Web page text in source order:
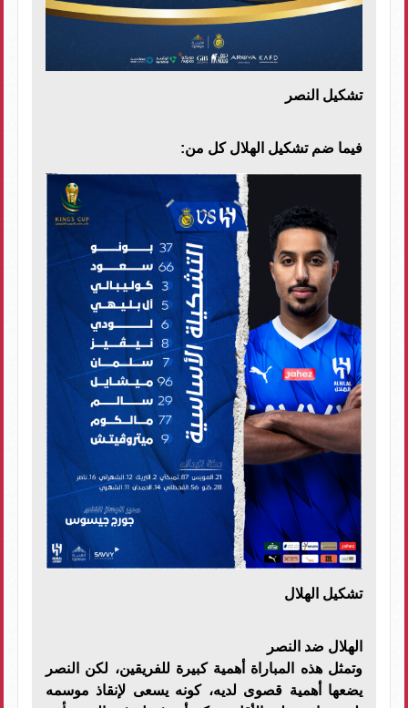
تشكيل النصر
فيما ضم تشكيل الهلال كل من:
تشكيل الهلال
الهلال ضد النصر
وتمثل هذه المباراة أهمية كبيرة للفريقين، لكن النصر
يضعها أهمية قصوى لديه، كونه يسعى لإنقاذ موسمه